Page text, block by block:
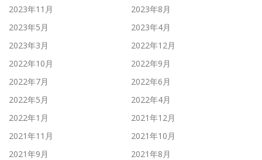
2023年11月
2023年8月
2023年5月
2023年4月
2023年3月
2022年12月
2022年10月
2022年9月
2022年7月
2022年6月
2022年5月
2022年4月
2022年1月
2021年12月
2021年11月
2021年10月
2021年9月
2021年8月